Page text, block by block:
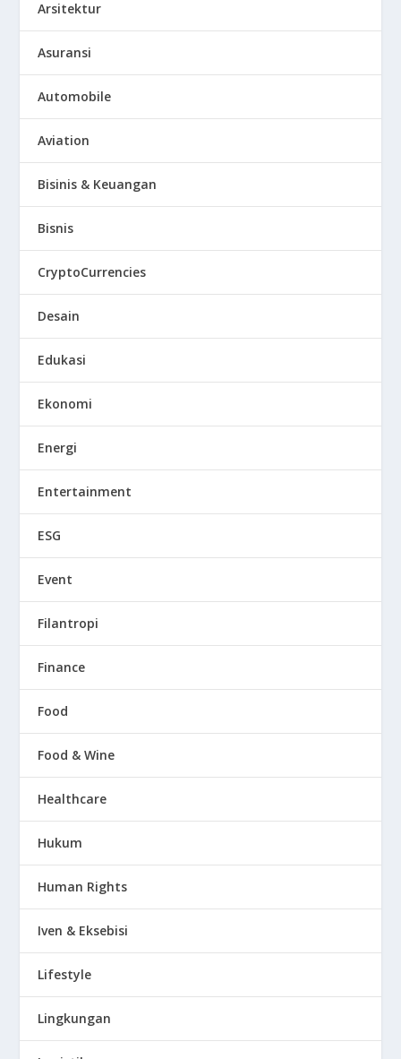
Arsitektur
Asuransi
Automobile
Aviation
Bisinis & Keuangan
Bisnis
CryptoCurrencies
Desain
Edukasi
Ekonomi
Energi
Entertainment
ESG
Event
Filantropi
Finance
Food
Food & Wine
Healthcare
Hukum
Human Rights
Iven & Eksebisi
Lifestyle
Lingkungan